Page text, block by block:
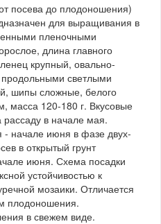
посева до плодоношения)
для выращивания в
пленочными
длина главного
крупный, овально-
светлыми
шипы сложные, белого
масса 120-180 г. Вкусовые
в начале мая.
- начале июня в фазе двух-
в открытый грунт
июня. Схема посадки
устойчивостью к
мозаики. Отличается
плодоношения.
в свежем виде.